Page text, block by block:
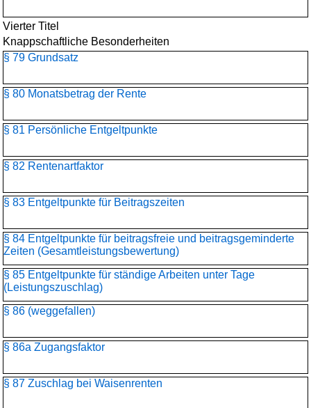
Vierter Titel
Knappschaftliche Besonderheiten
§ 79 Grundsatz
§ 80 Monatsbetrag der Rente
§ 81 Persönliche Entgeltpunkte
§ 82 Rentenartfaktor
§ 83 Entgeltpunkte für Beitragszeiten
§ 84 Entgeltpunkte für beitragsfreie und beitragsgeminderte
Zeiten (Gesamtleistungsbewertung)
§ 85 Entgeltpunkte für ständige Arbeiten unter Tage
(Leistungszuschlag)
§ 86 (weggefallen)
§ 86a Zugangsfaktor
§ 87 Zuschlag bei Waisenrenten